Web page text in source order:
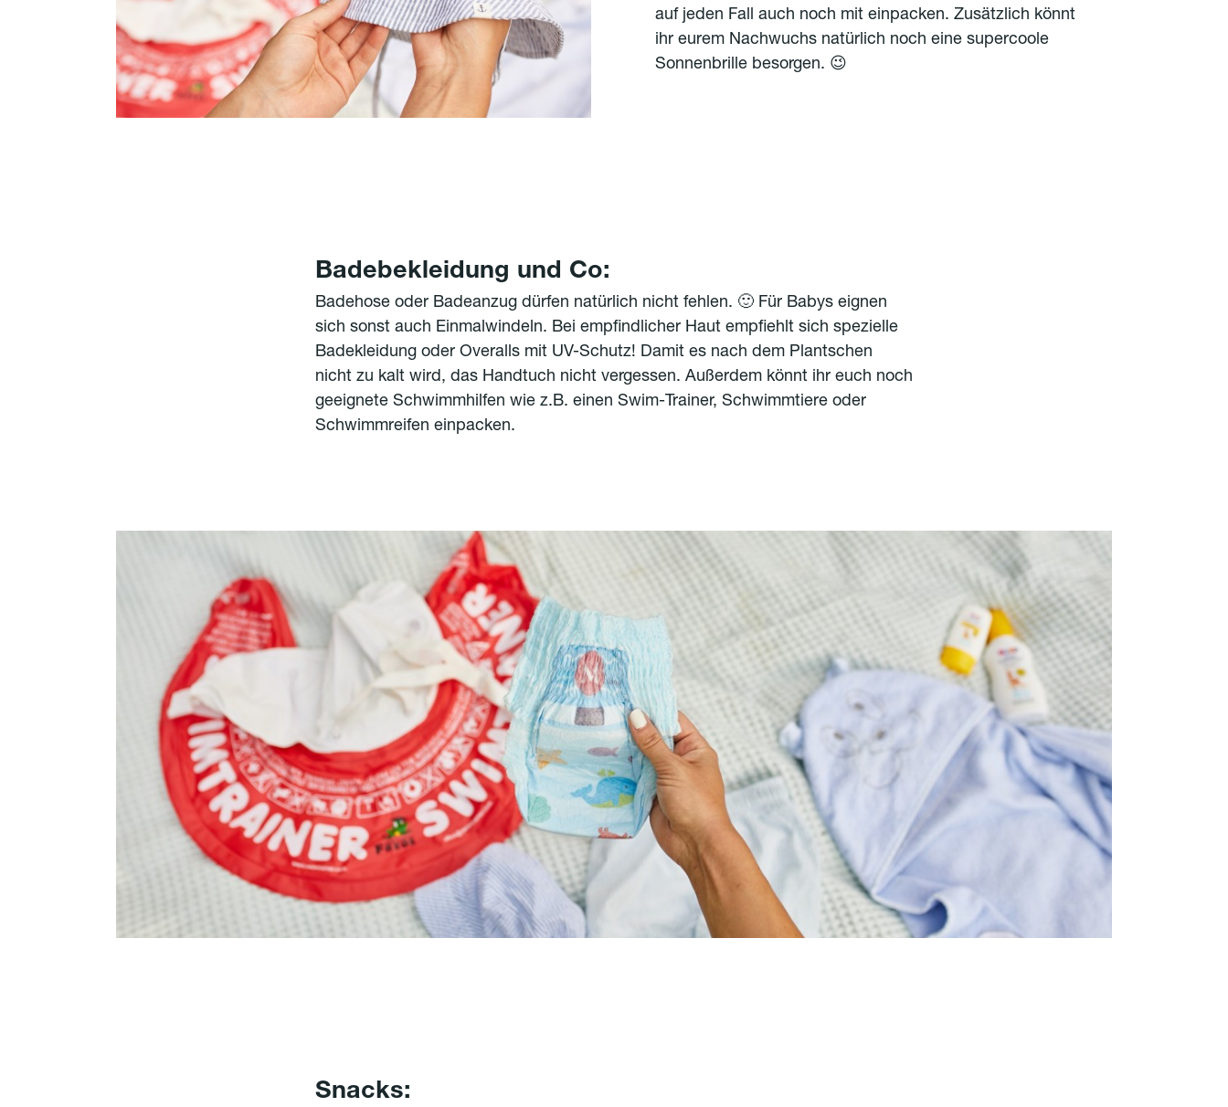
auf jeden Fall auch noch mit einpacken. Zusätzlich könnt
ihr eurem Nachwuchs natürlich noch eine supercoole
Sonnenbrille besorgen. 😉
Badebekleidung und Co:
Badehose oder Badeanzug dürfen natürlich nicht fehlen. 🙂 Für Babys eignen
sich sonst auch Einmalwindeln. Bei empfindlicher Haut empfiehlt sich spezielle
Badekleidung oder Overalls mit UV-Schutz! Damit es nach dem Plantschen
nicht zu kalt wird, das Handtuch nicht vergessen. Außerdem könnt ihr euch noch
geeignete Schwimmhilfen wie z.B. einen Swim-Trainer, Schwimmtiere oder
Schwimmreifen einpacken.
Snacks: